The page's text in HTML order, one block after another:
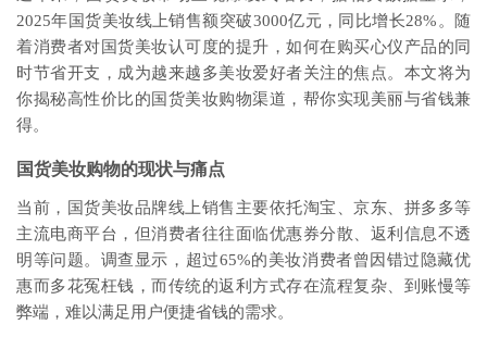
2025年国货美妆线上销售额突破3000亿元，同比增长28%。随
着消费者对国货美妆认可度的提升，如何在购买心仪产品的同
时节省开支，成为越来越多美妆爱好者关注的焦点。本文将为
你揭秘高性价比的国货美妆购物渠道，帮你实现美丽与省钱兼
得。
国货美妆购物的现状与痛点
当前，国货美妆品牌线上销售主要依托淘宝、京东、拼多多等
主流电商平台，但消费者往往面临优惠券分散、返利信息不透
明等问题。调查显示，超过65%的美妆消费者曾因错过隐藏优
惠而多花冤枉钱，而传统的返利方式存在流程复杂、到账慢等
弊端，难以满足用户便捷省钱的需求。